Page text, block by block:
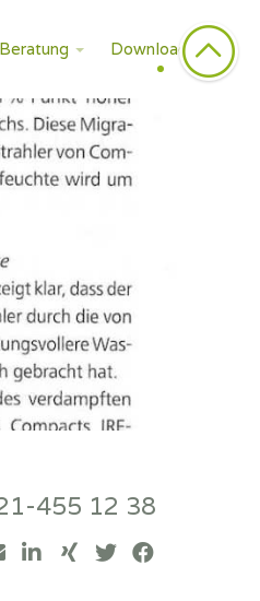
Beratung Downloads
455 12 38